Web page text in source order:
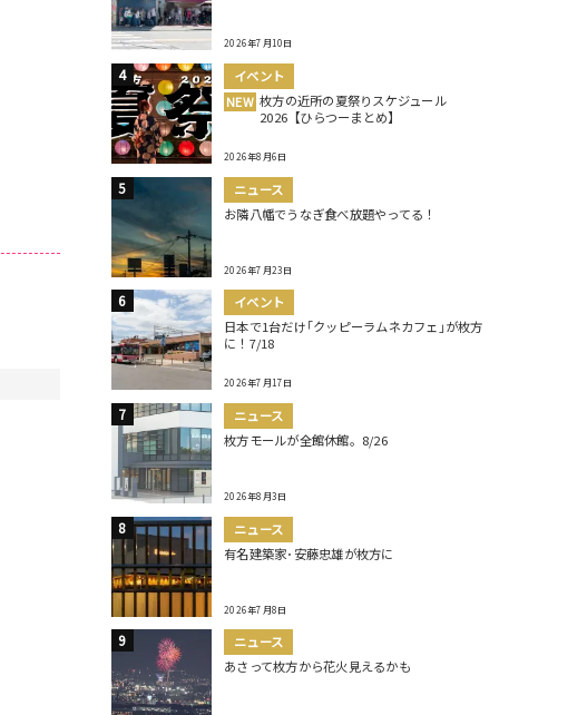
2026年7月10日
イベント
NEW 枚方の近所の夏祭りスケジュール
2026【ひらつーまとめ】
2026年8月6日
ニュース
お隣八幡でうなぎ食べ放題やってる！
2026年7月23日
イベント
日本で1台だけ｢クッピーラムネカフェ｣が枚方
に！7/18
2026年7月17日
ニュース
枚方モールが全館休館。8/26
2026年8月3日
ニュース
有名建築家･安藤忠雄が枚方に
2026年7月8日
ニュース
あさって枚方から花火見えるかも